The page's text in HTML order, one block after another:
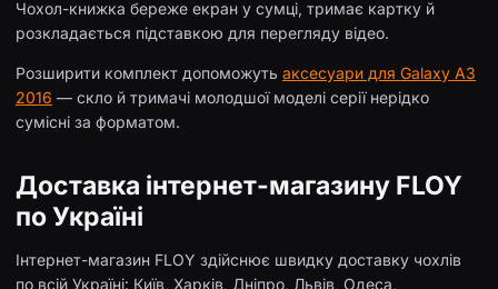
Чохол-книжка береже екран у сумці, тримає картку й
розкладається підставкою для перегляду відео.
Розширити комплект допоможуть аксесуари для Galaxy A3
2016 — скло й тримачі молодшої моделі серії нерідко
сумісні за форматом.
Доставка інтернет-магазину FLOY
по Україні
Інтернет-магазин FLOY здійснює швидку доставку чохлів
по всій Україні: Київ, Харків, Дніпро, Львів, Одеса,